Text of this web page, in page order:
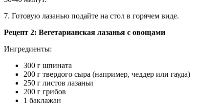
7. Готовую лазанью подайте на стол в горячем виде.
Рецепт 2: Вегетарианская лазанья с овощами
Ингредиенты:
300 г шпината
200 г твердого сыра (например, чеддер или гауда)
250 г листов лазаньи
200 г грибов
1 баклажан